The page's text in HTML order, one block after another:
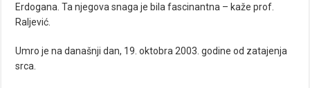
Erdogana. Ta njegova snaga je bila fascinantna – kaže prof.
Raljević.
Umro je na današnji dan, 19. oktobra 2003. godine od zatajenja
srca.